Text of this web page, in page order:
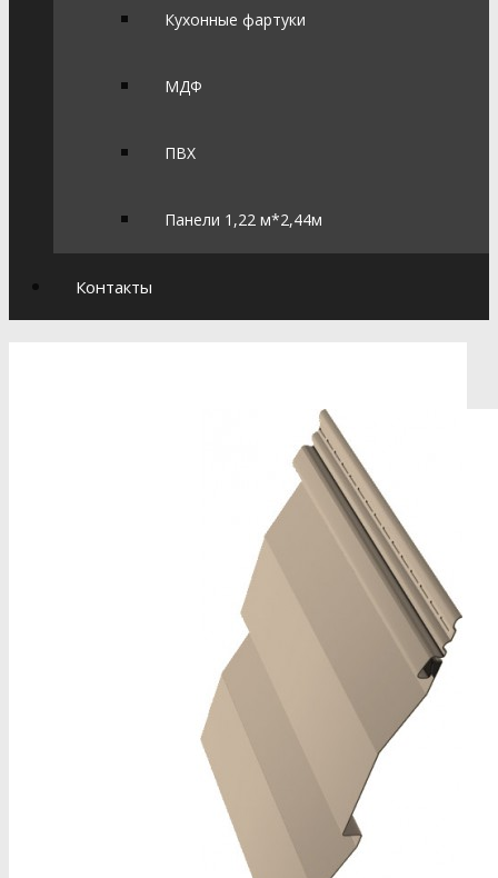
Кухонные фартуки
МДФ
ПВХ
Панели 1,22 м*2,44м
Контакты